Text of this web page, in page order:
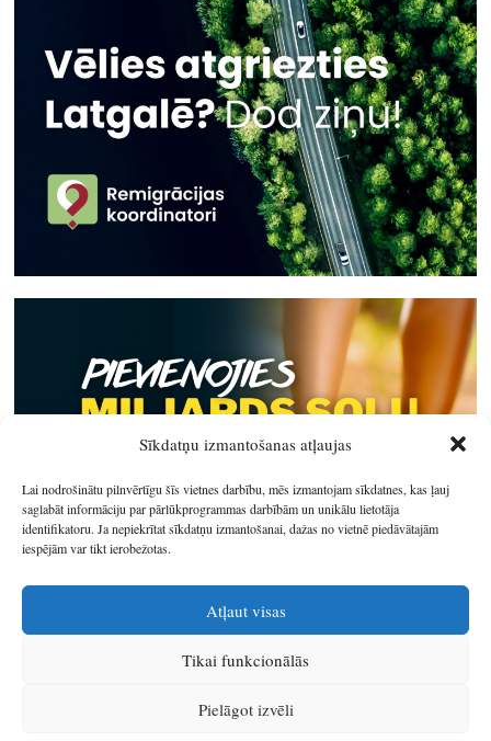
Sīkdatņu izmantošanas atļaujas
Lai nodrošinātu pilnvērtīgu šīs vietnes darbību, mēs izmantojam sīkdatnes, kas ļauj
saglabāt informāciju par pārlūkprogrammas darbībām un unikālu lietotāja
identifikatoru. Ja nepiekrītat sīkdatņu izmantošanai, dažas no vietnē piedāvātajām
iespējām var tikt ierobežotas.
Atļaut visas
Tikai funkcionālās
Pielāgot izvēli
IzstrādātājsSIA Info